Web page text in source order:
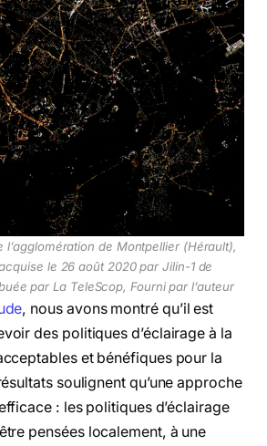
l’agglomération de Montpellier (Hérault),
le 26 août 2020 par Jilin-1 de
par La TeleScop, Fourni par l’auteur
, nous avons montré qu’il est
des politiques d’éclairage à la
et bénéfiques pour la
soulignent qu’une approche
: les politiques d’éclairage
pensées localement, à une